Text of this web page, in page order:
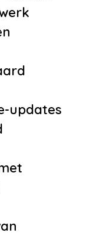
updates